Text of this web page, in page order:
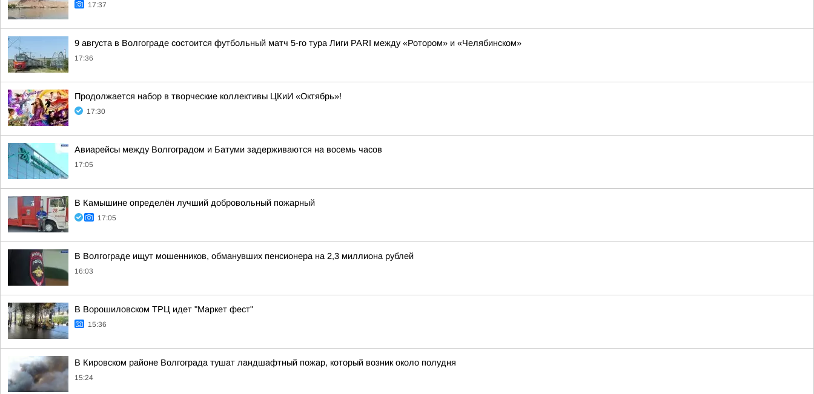
17:37
9 августа в Волгограде состоится футбольный матч 5-го тура Лиги PARI между «Ротором» и «Челябинском»
17:36
Продолжается набор в творческие коллективы ЦКиИ «Октябрь»!
17:30
Авиарейсы между Волгоградом и Батуми задерживаются на восемь часов
17:05
В Камышине определён лучший добровольный пожарный
17:05
В Волгограде ищут мошенников, обманувших пенсионера на 2,3 миллиона рублей
16:03
В Ворошиловском ТРЦ идет "Маркет фест"
15:36
В Кировском районе Волгограда тушат ландшафтный пожар, который возник около полудня
15:24